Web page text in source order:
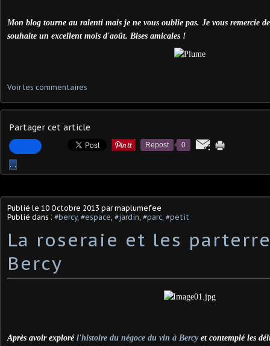
Mon blog tourne au ralenti mais je ne vous oublie pas. Je vous remercie
souhaite un excellent mois d'août. Bises amicales !
Voir les commentaires
Partager cet article
Repost 0
…
Publié le 10 Octobre 2013 par maplumefee
Publié dans : #bercy, #espace, #jardin, #parc, #petit
La roseraie et les
Bercy
Après avoir exploré l'histoire du négoce du vin à Bercyet contemplé les